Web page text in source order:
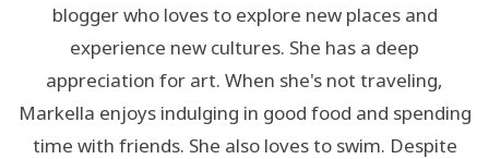
blogger who loves to explore new places and
experience new cultures. She has a deep
appreciation for art. When she's not traveling,
Markella enjoys indulging in good food and spending
time with friends. She also loves to swim. Despite